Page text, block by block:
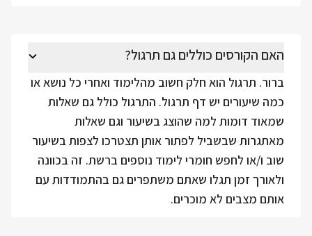
האם הקורסים כוללים גם תרגול?
ברור. תרגול הוא חלק חשוב מהלימוד ואחרי כל נושא או
כמה שיעורים יש דף תרגול. התרגול כולל גם שאלות
שמאוד דומות למה שהוצג בשיעור וגם שאלות
מאתגרות שבשביל לפתור אותן תצטרכו לצפות בשיעור
שוב ו/או לחפש חומרי לימוד נוספים ברשת. זה בכוונה
ולאורך זמן תגלו שאתם משתפרים גם בהתמודדות עם
אותם מצבים לא מוכרים.